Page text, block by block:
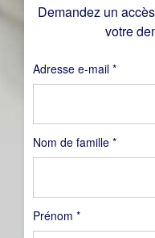
Nom de famille *
Prénom *
Demandez un
votre
Adresse e-mail *